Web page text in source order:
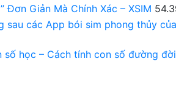
Đơn Giản Mà Chính Xác – XSIM
sau các App bói sim phong thủy
học – Cách tính con số đường đời